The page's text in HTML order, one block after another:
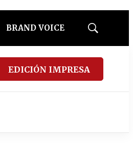
BRAND VOICE
Mostrar
EDICIÓN IMPRESA